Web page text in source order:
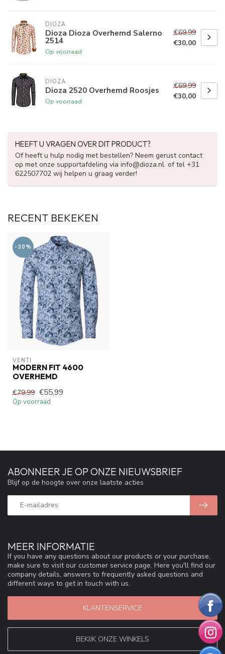
DIOZA
Dioza Dioza Overhemd Salerno
2514
Op voorraad
€69,99
€30,00
DIOZA
Dioza 2520 Overhemd Roosjes
Op voorraad
€69,99
€30,00
HEEFT U VRAGEN OVER DIT PRODUCT?
Of heeft u hulp nodig met bestellen? Neem gerust contact
op met onze supportafdeling via info@dioza.nl. of tel +31
622507702 wij helpen u graag verder!
RECENT BEKEKEN
-30%
VENTI
MODERN FIT 4600
OVERHEMD
€79,99 €55,99
Op voorraad
MEER INFORMATIE
If you have any questions about our products or your purchase,
make sure to visit our customer service page. Here you'll find our
company details, answers to frequently asked questions and
different ways to get in touch with us.
KLANTENSERVICE
BEKIJK ONZE WINKELS
ABONNEER JE OP ONZE NIEUWSBRIEF
Blijf op de hoogte over onze laatste acties